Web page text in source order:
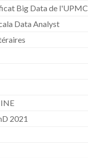
Big Data de l'UPMC
Data Analyst
2021